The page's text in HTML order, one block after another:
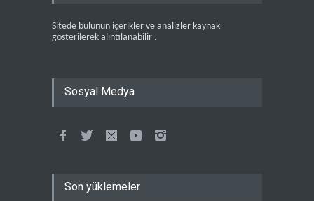
Sitede bulunun içerikler ve analizler kaynak
gösterilerek alıntılanabilir .
Sosyal Medya
Son yüklemeler